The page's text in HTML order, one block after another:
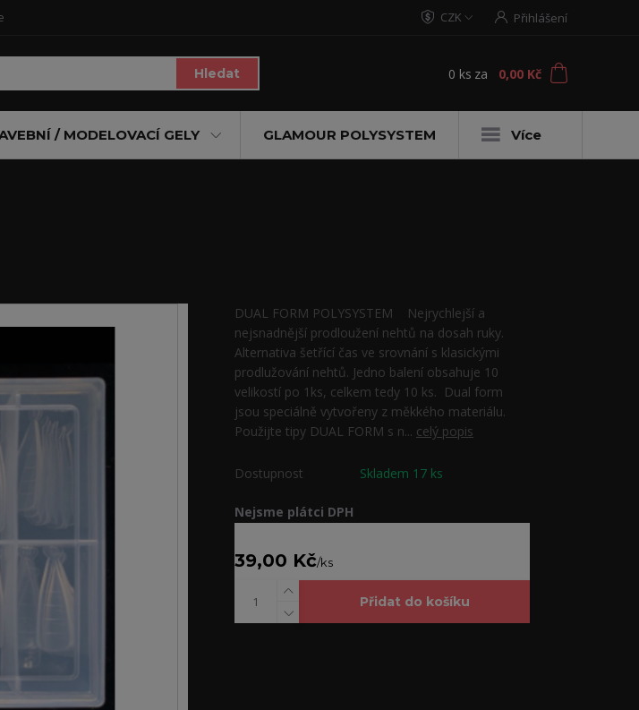
CZK Přihlášení
Hledat 0 ks za 0,00 Kč
/ MODELOVACÍ GELY GLAMOUR POLYSYSTEM Více
DUAL FORM POLYSYSTEM Nejrychlejší a
nejsnadnější prodloužení nehtů na dosah ruky.
Alternativa šetřící čas ve srovnání s klasickými
prodlužování nehtů. Jedno balení obsahuje 10
velikostí po 1ks, celkem tedy 10 ks. Dual form
jsou speciálně vytvořeny z měkkého materiálu.
Použijte tipy DUAL FORM s n... celý popis
Dostupnost Skladem 17 ks
Nejsme plátci DPH
39,00 Kč/ks
Přidat do košíku